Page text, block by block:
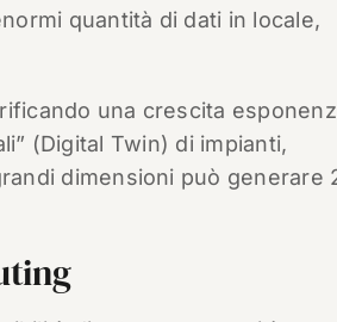
quantità di dati in locale,
una crescita
(Digital Twin) di impianti,
dimensioni può generare